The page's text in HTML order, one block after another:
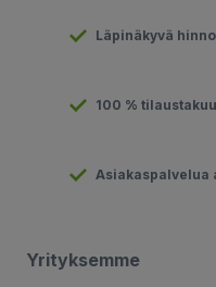
Läpinäkyvä
100 % tilaustakuu
Asiakaspalvelua
Yrityksemme